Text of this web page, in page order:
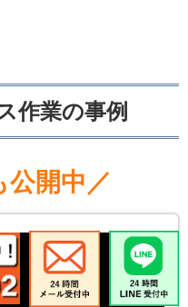
作業の事例
公開中／